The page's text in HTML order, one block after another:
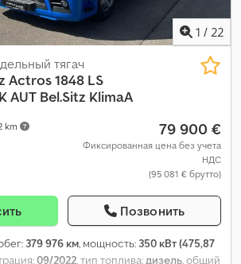
1 / 22
km
тягач
Actros 1848 LS
AUT Bel.Sitz KlimaA
79 900 €
Фиксированная цена без учета
НДС
(95 081 € брутто)
Позвонить
379 976 км, мощность: 350 кВт (475,87
09/2022 , тип топлива:дизель , общий